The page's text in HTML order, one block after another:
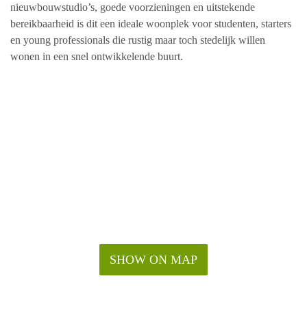
nieuwbouwstudio’s, goede voorzieningen en uitstekende
bereikbaarheid is dit een ideale woonplek voor studenten, starters
en young professionals die rustig maar toch stedelijk willen
wonen in een snel ontwikkelende buurt.
SHOW ON MAP